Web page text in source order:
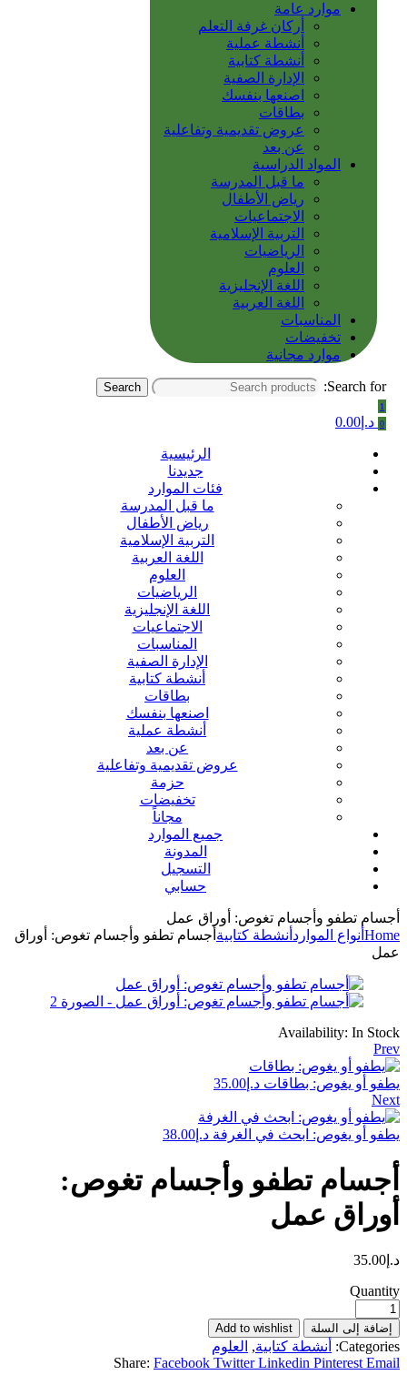
موارد عامة
أركان غرفة التعلم
أنشطة عملية
أنشطة كتابية
الإدارة الصفية
اصنعها بنفسك
بطاقات
عروض تقديمية وتفاعلية
عن بعد
المواد الدراسية
ما قبل المدرسة
رياض الأطفال
الاجتماعيات
التربية الإسلامية
الرياضيات
العلوم
اللغة الإنجليزية
اللغة العربية
المناسبات
تخفيضات
موارد مجانية
Search for:
Search
1
0 د.إ 0.00
الرئيسية
جديدنا
فئات الموارد
ما قبل المدرسة
رياض الأطفال
التربية الإسلامية
اللغة العربية
العلوم
الرياضيات
اللغة الإنجليزية
الاجتماعيات
المناسبات
الإدارة الصفية
أنشطة كتابية
بطاقات
اصنعها بنفسك
أنشطة عملية
عن بعد
عروض تقديمية وتفاعلية
حزمة
تخفيضات
مجاناً
جميع الموارد
المدونة
التسجيل
حسابي
أجسام تطفو وأجسام تغوص: أوراق عمل
Home أنواع الموارد أنشطة كتابية أجسام تطفو وأجسام تغوص: أوراق
عمل
Availability: In Stock
Prev
يطفو أو يغوص: بطاقات د.إ 35.00
Next
يطفو أو يغوص: ابحث في الغرفة د.إ 38.00
أجسام تطفو وأجسام تغوص:
أوراق عمل
د.إ 35.00
Quantity
إضافة إلى السلة Add to wishlist
Categories: أنشطة كتابية, العلوم
Share: Facebook Twitter Linkedin Pinterest Email